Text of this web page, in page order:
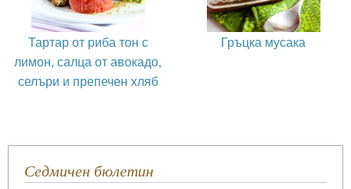
Тартар от риба тон с
лимон, салца от авокадо,
селъри и препечен хляб
Гръцка мусака
Седмичен бюлетин